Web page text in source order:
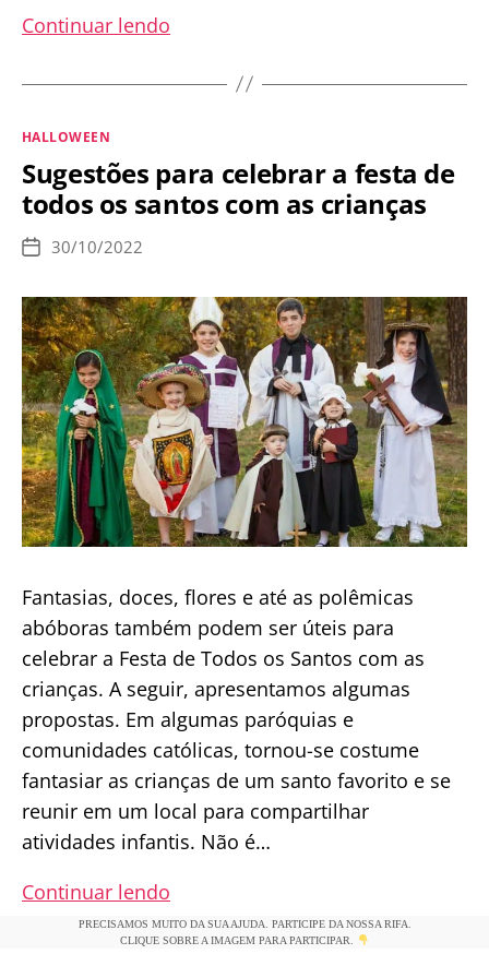
Continuar lendo
sobre
do
Halloween!
Categorias
HALLOWEEN
Sugestões para celebrar a festa de
todos os santos com as crianças
Data
publicação
30/10/2022
Fantasias, doces, flores e até as polêmicas
abóboras também podem ser úteis para
celebrar a Festa de Todos os Santos com as
crianças. A seguir, apresentamos algumas
propostas. Em algumas paróquias e
comunidades católicas, tornou-se costume
fantasiar as crianças de um santo favorito e se
reunir em um local para compartilhar
atividades infantis. Não é…
Continuar lendo
para
celebrar
PRECISAMOS MUITO DA SUA AJUDA. PARTICIPE DA NOSSA RIFA.
CLIQUE SOBRE A IMAGEM PARA PARTICIPAR.